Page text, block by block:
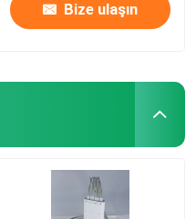
Bize ulaşın